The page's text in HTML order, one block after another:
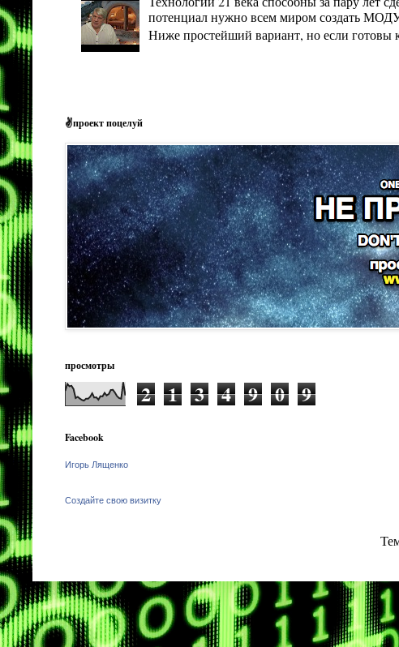
потенциал нужно всем миром создать
Ниже простейший вариант, но если готовы
✌проект поцелуй
просмотры
2 1 3 4 9 0 9
Facebook
Игорь Лященко
Создайте свою визитку